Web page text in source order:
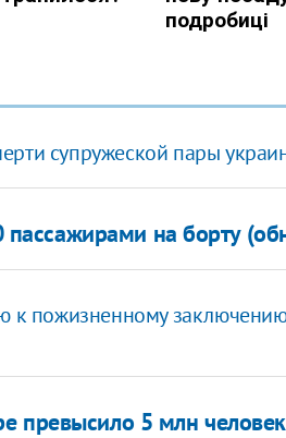
супружеской пары
пассажирами на борту
к пожизненному
превысило 5 млн человек